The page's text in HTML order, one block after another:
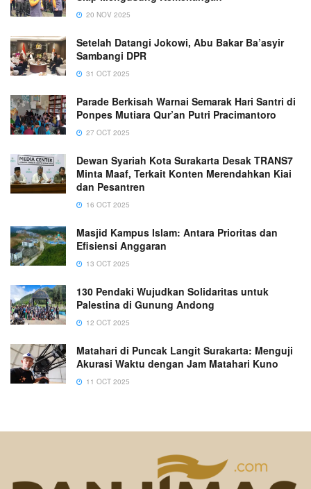
20 NOV 2025
Setelah Datangi Jokowi, Abu Bakar Ba’asyir
Sambangi DPR
31 OCT 2025
Parade Berkisah Warnai Semarak Hari Santri di
Ponpes Mutiara Qur’an Putri Pracimantoro
27 OCT 2025
Dewan Syariah Kota Surakarta Desak TRANS7
Minta Maaf, Terkait Konten Merendahkan Kiai
dan Pesantren
16 OCT 2025
Masjid Kampus Islam: Antara Prioritas dan
Efisiensi Anggaran
13 OCT 2025
130 Pendaki Wujudkan Solidaritas untuk
Palestina di Gunung Andong
12 OCT 2025
Matahari di Puncak Langit Surakarta: Menguji
Akurasi Waktu dengan Jam Matahari Kuno
11 OCT 2025